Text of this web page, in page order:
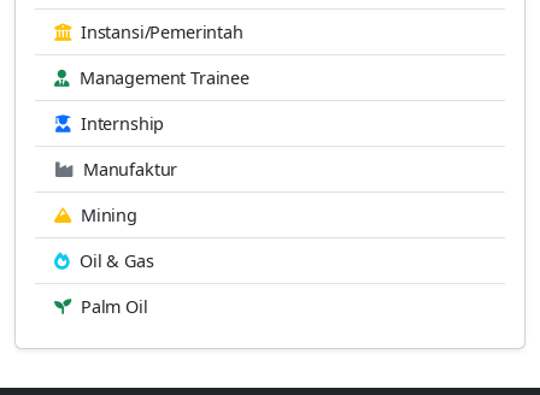
Instansi/Pemerintah
Management Trainee
Internship
Manufaktur
Mining
Oil & Gas
Palm Oil